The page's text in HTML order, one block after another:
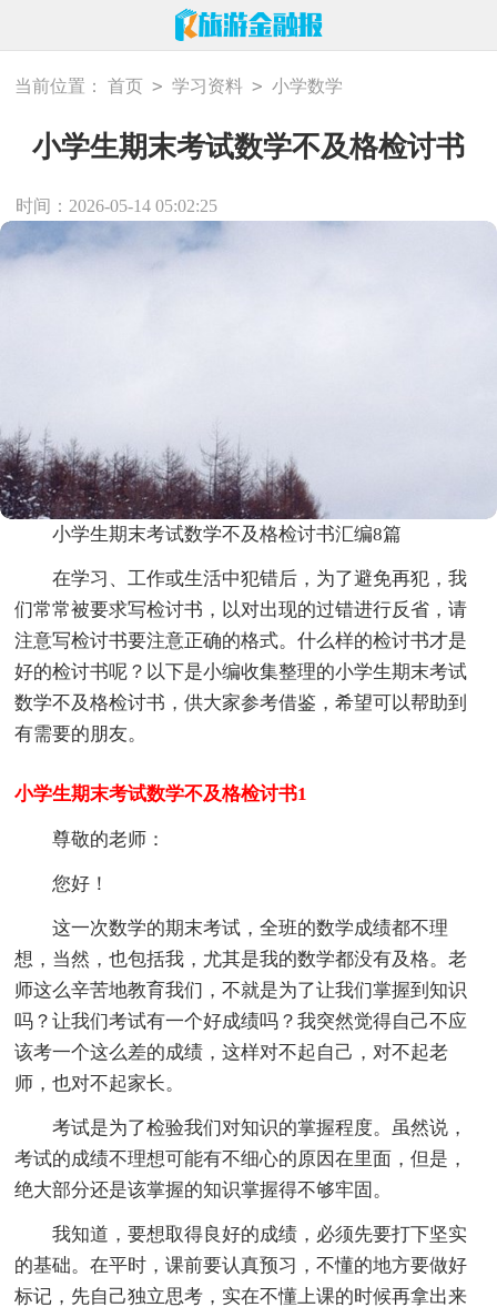
当前位置： 首页 > 学习资料 > 小学数学
小学生期末考试数学不及格检讨书
时间：2026-05-14 05:02:25
小学生期末考试数学不及格检讨书汇编8篇
在学习、工作或生活中犯错后，为了避免再犯，我
们常常被要求写检讨书，以对出现的过错进行反省，请
注意写检讨书要注意正确的格式。什么样的检讨书才是
好的检讨书呢？以下是小编收集整理的小学生期末考试
数学不及格检讨书，供大家参考借鉴，希望可以帮助到
有需要的朋友。
小学生期末考试数学不及格检讨书1
尊敬的老师：
您好！
这一次数学的期末考试，全班的数学成绩都不理
想，当然，也包括我，尤其是我的数学都没有及格。老
师这么辛苦地教育我们，不就是为了让我们掌握到知识
吗？让我们考试有一个好成绩吗？我突然觉得自己不应
该考一个这么差的成绩，这样对不起自己，对不起老
师，也对不起家长。
考试是为了检验我们对知识的掌握程度。虽然说，
考试的成绩不理想可能有不细心的原因在里面，但是，
绝大部分还是该掌握的知识掌握得不够牢固。
我知道，要想取得良好的成绩，必须先要打下坚实
的基础。在平时，课前要认真预习，不懂的地方要做好
标记，先自己独立思考，实在不懂上课的时候再拿出来